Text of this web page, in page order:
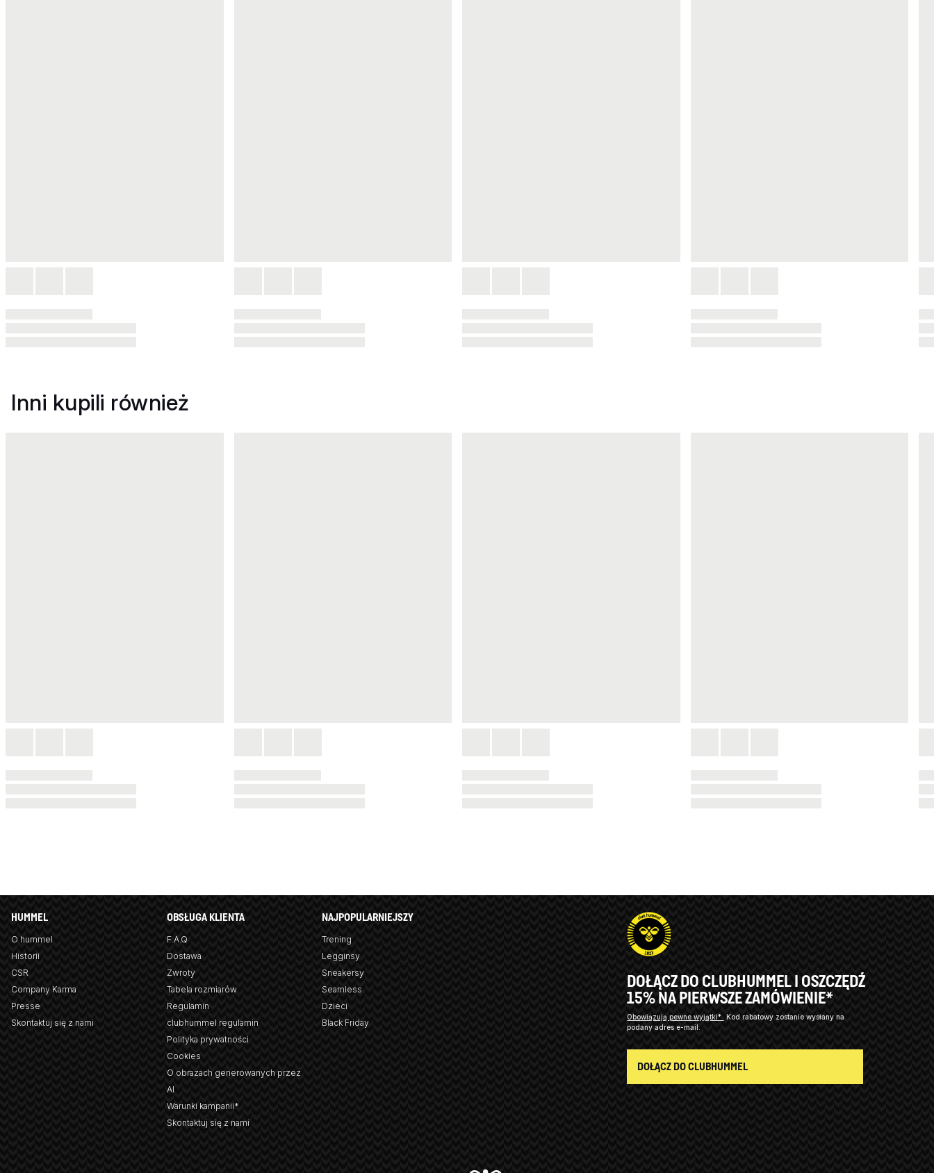
Inni kupili również
HUMMEL
O hummel
Historii
CSR
Company Karma
Presse
Skontaktuj się z nami
OBSŁUGA KLIENTA
F.A.Q
Dostawa
Zwroty
Tabela rozmiarów
Regulamin
clubhummel regulamin
Polityka prywatności
Cookies
O obrazach generowanych przez
AI
Warunki kampanii*
Skontaktuj się z nami
NAJPOPULARNIEJSZY
Trening
Legginsy
Sneakersy
Seamless
Dzieci
Black Friday
DOŁĄCZ DO CLUBHUMMEL I OSZCZĘDŹ
15% NA PIERWSZE ZAMÓWIENIE*
Obowiązują pewne wyjątki*
Kod rabatowy zostanie wysłany na
podany adres e-mail.
DOŁĄCZ DO CLUBHUMMEL